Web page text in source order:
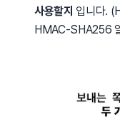
사용할지 입니다.
HMAC-SHA256